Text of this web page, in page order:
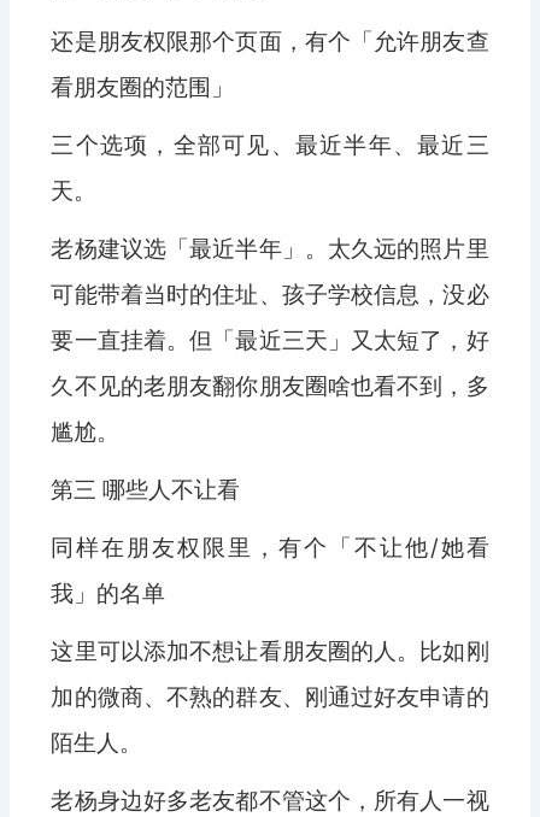
还是朋友权限那个页面，有个「允许朋友查
看朋友圈的范围」
三个选项，全部可见、最近半年、最近三
天。
老杨建议选「最近半年」。太久远的照片里
可能带着当时的住址、孩子学校信息，没必
要一直挂着。但「最近三天」又太短了，好
久不见的老朋友翻你朋友圈啥也看不到，多
尴尬。
第三 哪些人不让看
同样在朋友权限里，有个「不让他/她看
我」的名单
这里可以添加不想让看朋友圈的人。比如刚
加的微商、不熟的群友、刚通过好友申请的
陌生人。
老杨身边好多老友都不管这个，所有人一视